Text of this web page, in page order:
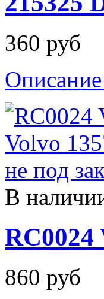
360 руб
Описание
В
860 руб